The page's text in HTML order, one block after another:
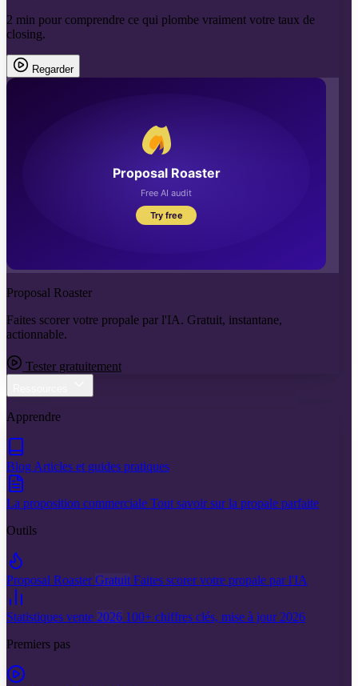
2 min pour comprendre ce qui plombe vraiment votre taux de
closing.
Regarder
Proposal Roaster
Faites scorer votre propale par l'IA. Gratuit, instantane,
actionnable.
Tester gratuitement
Apprendre
Blog Articles et guides pratiques
La proposition commerciale Tout savoir sur la propale parfaite
Outils
Proposal RoasterGratuit Faites scorer votre propale par l'IA
Statistiques vente 2026 100+ chiffres clés, mise à jour 2026
Premiers pas